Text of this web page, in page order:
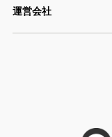
運営会社